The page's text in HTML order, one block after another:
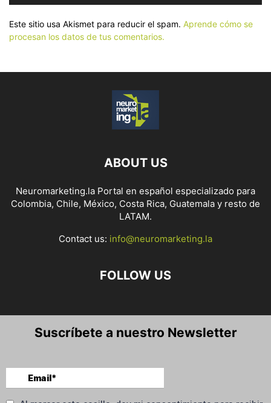
Este sitio usa Akismet para reducir el spam. Aprende cómo se
procesan los datos de tus comentarios.
ABOUT US
Neuromarketing.la Portal en español especializado para
Colombia, Chile, México, Costa Rica, Guatemala y resto de
LATAM.
Contact us: info@neuromarketing.la
FOLLOW US
Suscríbete a nuestro Newsletter